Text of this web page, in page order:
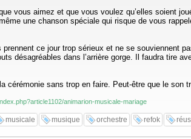
vous aimez et que vous voulez qu’elles soient
une chanson spéciale qui risque de vous
ce jour trop sérieux et ne se souviennent
désagréables dans l’arrière gorge. Il faudra tire
cérémonie sans trop en faire. Peut-être que le
animarion-musicale-mariage
musicale musique orchestre refok